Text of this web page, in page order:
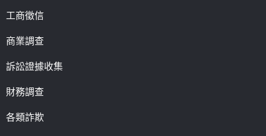
工商徵信
商業調查
訴訟證據收集
財務調查
各類詐欺